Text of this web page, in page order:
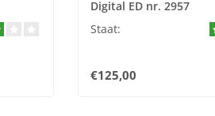
Digital ED nr. 2957
Staat:
€125,00